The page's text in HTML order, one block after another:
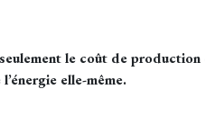
le coût de
elle-même.